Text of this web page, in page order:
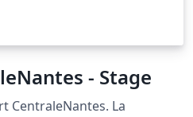
- Stage
CentraleNantes. La